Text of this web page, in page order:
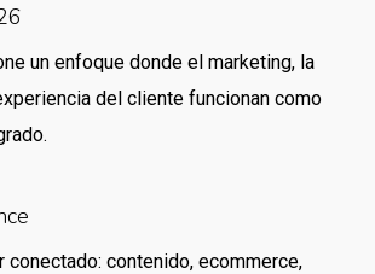
un enfoque donde el marketing, la
del cliente funcionan como
conectado: contenido, ecommerce,